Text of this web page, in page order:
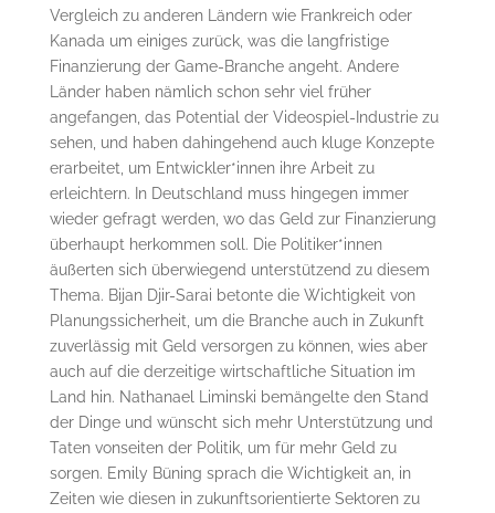
Vergleich zu anderen Ländern wie Frankreich oder
Kanada um einiges zurück, was die langfristige
Finanzierung der Game-Branche angeht. Andere
Länder haben nämlich schon sehr viel früher
angefangen, das Potential der Videospiel-Industrie zu
sehen, und haben dahingehend auch kluge Konzepte
erarbeitet, um Entwickler*innen ihre Arbeit zu
erleichtern. In Deutschland muss hingegen immer
wieder gefragt werden, wo das Geld zur Finanzierung
überhaupt herkommen soll. Die Politiker*innen
äußerten sich überwiegend unterstützend zu diesem
Thema. Bijan Djir-Sarai betonte die Wichtigkeit von
Planungssicherheit, um die Branche auch in Zukunft
zuverlässig mit Geld versorgen zu können, wies aber
auch auf die derzeitige wirtschaftliche Situation im
Land hin. Nathanael Liminski bemängelte den Stand
der Dinge und wünscht sich mehr Unterstützung und
Taten vonseiten der Politik, um für mehr Geld zu
sorgen. Emily Büning sprach die Wichtigkeit an, in
Zeiten wie diesen in zukunftsorientierte Sektoren zu